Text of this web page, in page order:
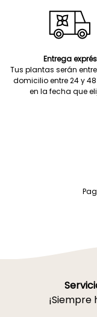
Entrega exprés
Tus plantas serán
domicilio entre 24 y
en la fecha que